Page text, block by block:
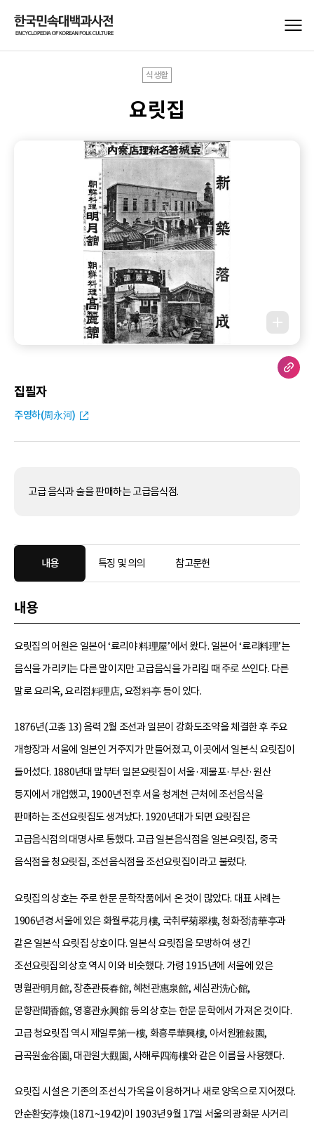
식생활
요릿집
집필자
주영하(周永河)
고급 음식과 술을 판매하는 고급음식점.
내용 특징 및 의의 참고문헌
내용
요릿집의 어원은 일본어 ‘료리야 料理屋’에서 왔다. 일본어 ‘료리料理’는
음식을 가리키는 다른 말이지만 고급음식을 가리킬 때 주로 쓰인다. 다른
말로 요리옥, 요리점料理店, 요정料亭 등이 있다.
1876년(고종 13) 음력 2월 조선과 일본이 강화도조약을 체결한 후 주요
개항장과 서울에 일본인 거주지가 만들어졌고, 이곳에서 일본식 요릿집이
들어섰다. 1880년대 말부터 일본요릿집이 서울·제물포·부산·원산
등지에서 개업했고, 1900년 전후 서울 청계천 근처에 조선음식을
판매하는 조선요릿집도 생겨났다. 1920년대가 되면 요릿집은
고급음식점의 대명사로 통했다. 고급 일본음식점을 일본요릿집, 중국
음식점을 청요릿집, 조선음식점을 조선요릿집이라고 불렀다.
요릿집의 상호는 주로 한문 문학작품에서 온 것이 많았다. 대표 사례는
1906년경 서울에 있은 화월루花月樓, 국취루菊翠樓, 청화정淸華亭과
같은 일본식 요릿집 상호이다. 일본식 요릿집을 모방하여 생긴
조선요릿집의 상호 역시 이와 비슷했다. 가령 1915년에 서울에 있은
명월관明月館, 장춘관長春館, 혜천관惠泉館, 세심관洗心館,
문향관聞香館, 영흥관永興館 등의 상호는 한문 문학에서 가져온 것이다.
고급 청요릿집 역시 제일루第一樓, 화흥루華興樓, 아서원雅敍園,
금곡원金谷園, 대관원大觀園, 사해루四海樓와 같은 이름을 사용했다.
요릿집 시설은 기존의 조선식 가옥을 이용하거나 새로 양옥으로 지어졌다.
안순환安淳煥(1871~1942)이 1903년 9월 17일 서울의 광화문 사거리